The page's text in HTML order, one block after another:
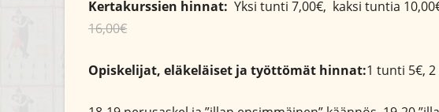
Kertakurssien hinnat: Yksi tunti 7,00€, kaksi tuntia
16,00€
Opiskelijat, eläkeläiset ja työttömät hinnat:1 tunti 5€,